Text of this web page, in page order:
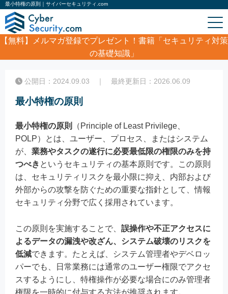
最小特権の原則｜サイバーセキュリティ.com
【無料】
メルマガ登録でプレゼント！書籍「セキュリティ対策
の基礎知識」
最小特権の原則
公開日：2024.09.03 ｜ 最終更新日：2026.06.09
最小特権の原則
最小特権の原則
（Principle of Least Privilege、
POLP）とは、ユーザー、プロセス、またはシステム
が、 業務やタスクの遂行に必要最低限の権限のみを持
つべき というセキュリティの基本原則です。この原則
は、セキュリティリスクを最小限に抑え、内部および
外部からの攻撃を防ぐための重要な指針として、情報
セキュリティ分野で広く採用されています。
この原則を実施することで、 誤操作や不正アクセスに
よるデータの漏洩や改ざん、システム破壊のリスクを
低減できます。たとえば、システム管理者やデベロッ
パーでも、日常業務には通常のユーザー権限でアクセ
スするようにし、特権操作が必要な場合にのみ管理者
権限を一時的に付与する方法が推奨されます。